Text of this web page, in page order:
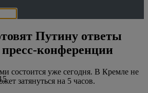
Путину ответы
конференции
состоится уже сегодня. В Кремле не
затянуться на 5 часов.